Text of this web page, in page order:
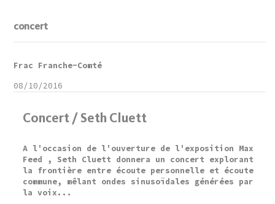
concert
Concert / Seth Cluett
A l'occasion de l'ouverture de l'exposition Max
Feed , Seth Cluett donnera un concert explorant
la frontière entre écoute personnelle et écoute
commune, mêlant ondes sinusoïdales générées par
la voix...
Frac Franche-Comté
08/10/2016